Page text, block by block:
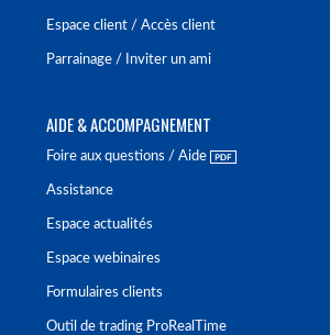
Espace client / Accès client
Parrainage / Inviter un ami
AIDE & ACCOMPAGNEMENT
Foire aux questions / Aide
Assistance
Espace actualités
Espace webinaires
Formulaires clients
Outil de trading ProRealTime